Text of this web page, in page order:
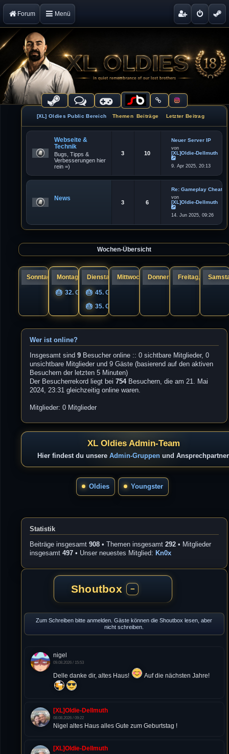
Forum Menü
[XL] Oldies Public Bereich Themen Beiträge Letzter Beitrag
Webseite &
Technik
Bugs, Tipps &
Verbesserungen hier
rein =)
3 10
Neuer Server IP
von
[XL]Oldie-Dellmuth
N
e
e
t
r
B
e
i
r
a
9. Apr 2025, 20:13
News
3 6
Re: Gameplay Cheater
von
[XL]Oldie-Dellmuth
N
e
e
t
g
14. Jun 2025, 09:26
Wochen-Übersicht
Sonntag, 09.Montag, 10.
32. Geburtstag UNIQS
Dienstag, 11.
45. Geburtstag Guandi
35. Geburtstag s1cK.
Mittwoch, 12.Donnerstag, 13.Freitag, 14.
Wer ist online?
Insgesamt sind9 Besucher online :: 0 sichtbare Mitglieder, 0
unsichtbare Mitglieder und 9 Gäste (basierend auf den aktiven
Besuchern der letzten 5 Minuten)
Der Besucherrekord liegt bei754Besuchern, die am 21. Mai
2024, 23:31 gleichzeitig online waren.
Mitglieder: 0 Mitglieder
XL Oldies Admin-Team
Hier findest du unsere Admin-Gruppenund
Oldies Youngster
Statistik
Beiträge insgesamt908 • Themen insgesamt292 • Mitglieder
insgesamt497 • Unser neuestes Mitglied: Kn0x
Shoutbox −
Zum Schreiben bitte anmelden. Gäste können die Shoutbox lesen, aber
nicht schreiben.
nigel
09.08.2026 / 15:53
Delle danke dir, altes Haus! Auf die nächsten Jahre!
[XL]Oldie-Dellmuth
08.08.2026 / 09:22
Nigel altes Haus alles Gute zum Geburtstag !
[XL]Oldie-Dellmuth